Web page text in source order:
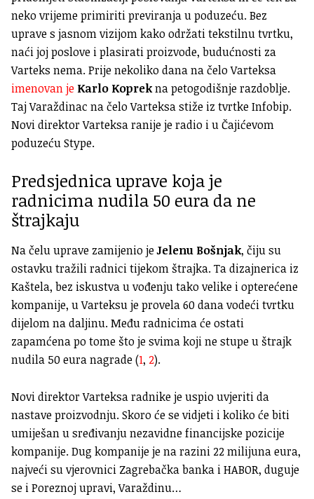
neko vrijeme primiriti previranja u poduzeću. Bez
uprave s jasnom vizijom kako održati tekstilnu tvrtku,
naći joj poslove i plasirati proizvode, budućnosti za
Varteks nema. Prije nekoliko dana na čelo Varteksa
imenovan je Karlo Koprekna petogodišnje razdoblje.
Taj Varaždinac na čelo Varteksa stiže iz tvrtke Infobip.
Novi direktor Varteksa ranije je radio i u Čajićevom
poduzeću Stype.
Predsjednica uprave koja je
radnicima nudila 50 eura da ne
štrajkaju
Na čelu uprave zamijenio jeJelenu Bošnjak, čiju su
ostavku tražili radnici tijekom štrajka. Ta dizajnerica iz
Kaštela, bez iskustva u vođenju tako velike i opterećene
kompanije, u Varteksu je provela 60 dana vodeći tvrtku
dijelom na daljinu. Među radnicima će ostati
zapamćena po tome što je svima koji ne stupe u štrajk
nudila 50 eura nagrade (1, 2).
Novi direktor Varteksa radnike je uspio uvjeriti da
nastave proizvodnju. Skoro će se vidjeti i koliko će biti
umiješan u sređivanju nezavidne financijske pozicije
kompanije. Dug kompanije je na razini 22 milijuna eura,
najveći su vjerovnici Zagrebačka banka i HABOR, duguje
se i Poreznoj upravi, Varaždinu…